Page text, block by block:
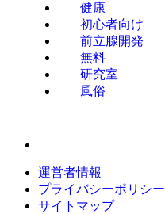
健康
初心者向け
前立腺開発
無料
研究室
風俗
運営者情報
プライバシーポリシー
サイトマップ